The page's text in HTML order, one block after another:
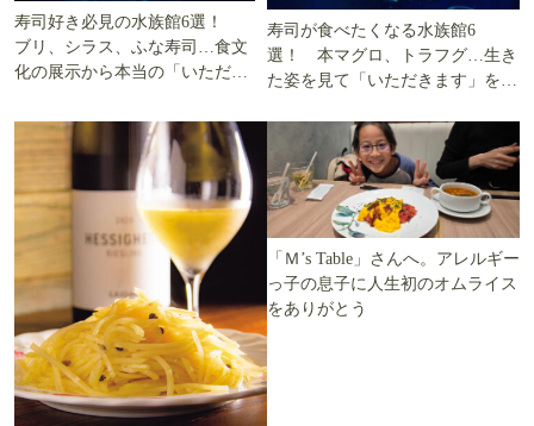
寿司好き必見の水族館6選！
ブリ、シラス、ふな寿司…食文
化の展示から本当の「いただき
寿司が食べたくなる水族館6
選！ 本マグロ、トラフグ…生き
た姿を見て「いただきます」を考
「Ｍ’s Table」さんへ。アレルギー
っ子の息子に人生初のオムライス
をありがとう